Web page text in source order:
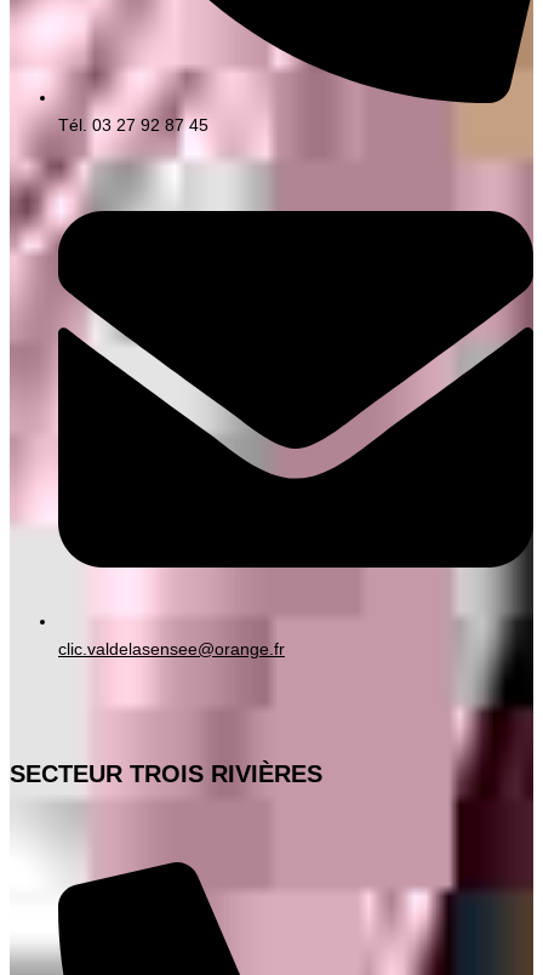
Tél. 03 27 92 87 45
clic.valdelasensee@orange.fr
SECTEUR TROIS RIVIÈRES